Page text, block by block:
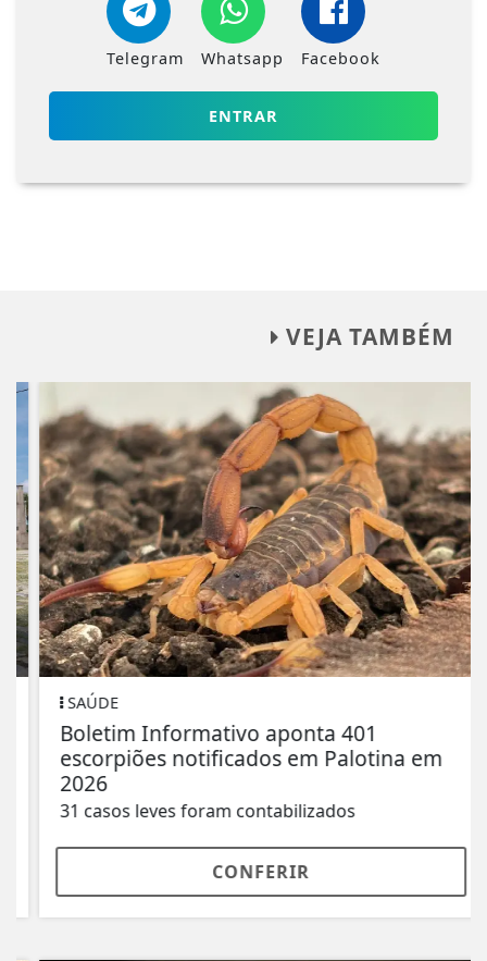
Telegram Whatsapp Facebook
ENTRAR
VEJA TAMBÉM
SAÚDE
Boletim Informativo aponta 401
escorpiões notificados em Palotina em
2026
31 casos leves foram contabilizados
CONFERIR